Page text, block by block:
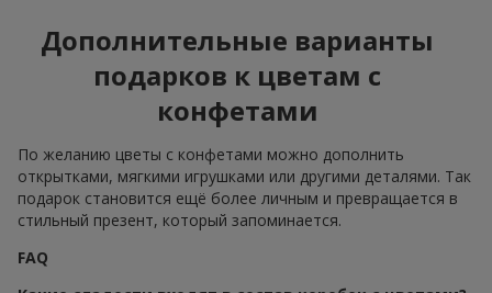
Дополнительные варианты
подарков к цветам с
конфетами
По желанию цветы с конфетами можно дополнить
открытками, мягкими игрушками или другими деталями. Так
подарок становится ещё более личным и превращается в
стильный презент, который запоминается.
FAQ